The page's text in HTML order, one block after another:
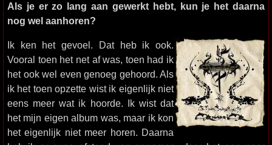
Als je er zo lang aan gewerkt hebt, kun je het daarna
nog wel aanhoren?
Ik ken het gevoel. Dat heb ik ook.
Vooral toen het net af was, toen had ik
het ook wel even genoeg gehoord. Als
ik het toen opzette wist ik eigenlijk niet
eens meer wat ik hoorde. Ik wist dat
het mijn eigen album was, maar ik kon
het eigenlijk niet meer horen. Daarna